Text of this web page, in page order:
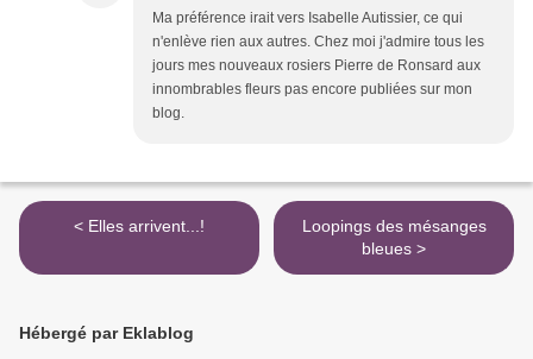
Ma préférence irait vers Isabelle Autissier, ce qui
n'enlève rien aux autres. Chez moi j'admire tous les
jours mes nouveaux rosiers Pierre de Ronsard aux
innombrables fleurs pas encore publiées sur mon
blog.
< Elles arrivent...!
Loopings des mésanges
bleues >
Hébergé par Eklablog